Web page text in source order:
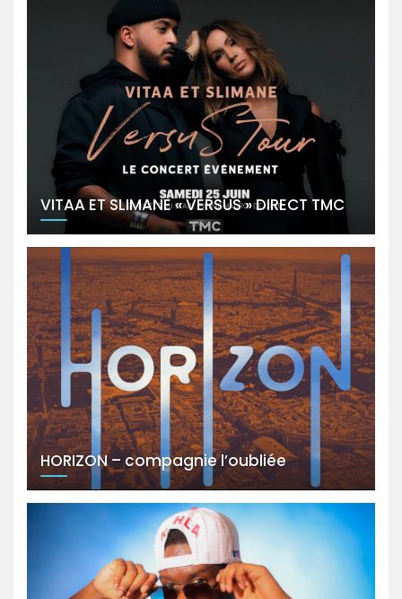
VITAA ET SLIMANE « VERSUS » DIRECT TMC
HORIZON – compagnie l’oubliée